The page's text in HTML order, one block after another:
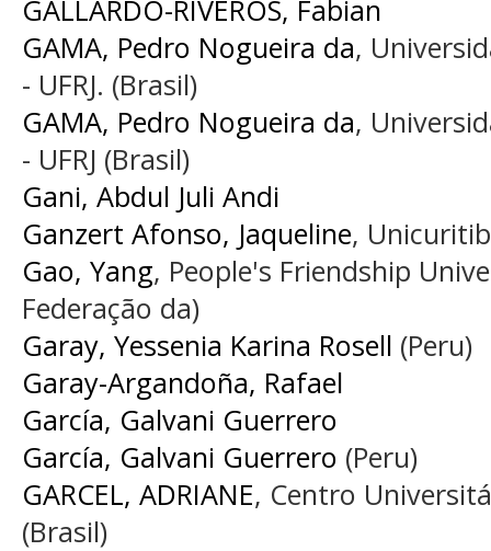
GALLARDO-RIVEROS, Fabian
GAMA, Pedro Nogueira da,
- UFRJ. (Brasil)
GAMA, Pedro Nogueira da,
- UFRJ (Brasil)
Gani, Abdul Juli Andi
Ganzert Afonso, Jaqueline,
Gao, Yang, People's Friendship
Federação da)
Garay, Yessenia Karina Rosell (Peru)
Garay-Argandoña, Rafael
García, Galvani Guerrero
García, Galvani Guerrero (Peru)
GARCEL, ADRIANE, Centro
(Brasil)